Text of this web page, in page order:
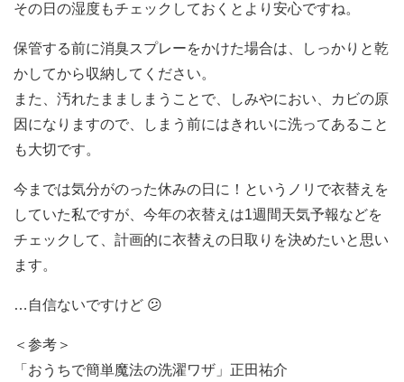
その日の湿度もチェックしておくとより安心ですね。
保管する前に消臭スプレーをかけた場合は、しっかりと乾
かしてから収納してください。
また、汚れたまましまうことで、しみやにおい、カビの原
因になりますので、しまう前にはきれいに洗ってあること
も大切です。
今までは気分がのった休みの日に！というノリで衣替えを
していた私ですが、今年の衣替えは1週間天気予報などを
チェックして、計画的に衣替えの日取りを決めたいと思い
ます。
…自信ないですけど 😕
＜参考＞
「おうちで簡単魔法の洗濯ワザ」正田祐介